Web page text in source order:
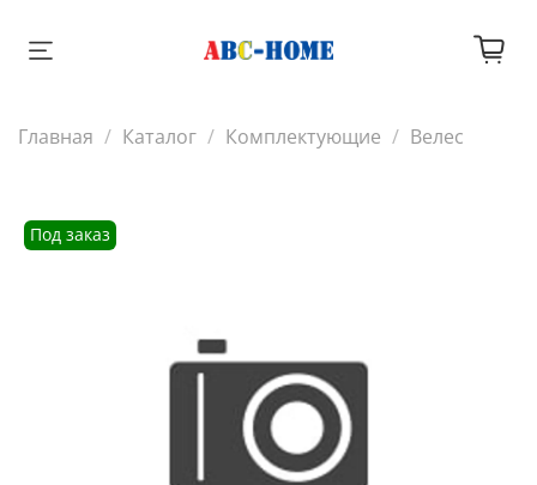
Главная Каталог Комплектующие Велес
Под заказ